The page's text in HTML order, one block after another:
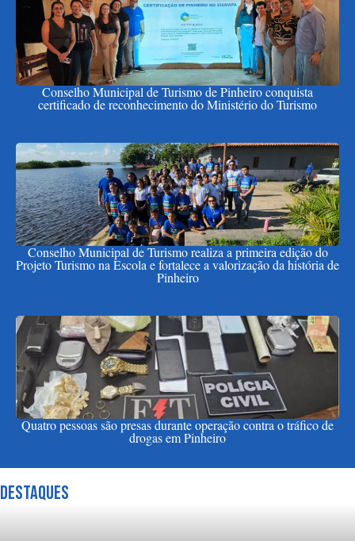
Conselho Municipal de Turismo de Pinheiro conquista
certificado de reconhecimento do Ministério do Turismo
Conselho Municipal de Turismo realiza a primeira edição do
Projeto Turismo na Escola e fortalece a valorização da história de
Pinheiro
Quatro pessoas são presas durante operação contra o tráfico de
drogas em Pinheiro
Destaques